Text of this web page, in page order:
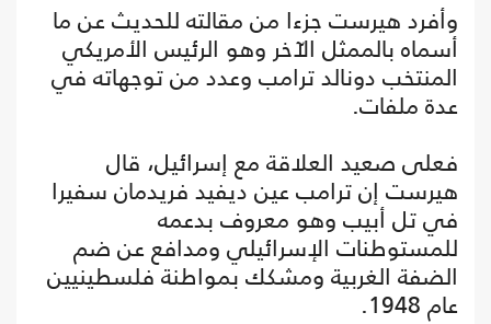
وأفرد هيرست جزءا من مقالته للحديث عن ما
أسماه بالممثل الآخر وهو الرئيس الأمريكي
المنتخب دونالد ترامب وعدد من توجهاته في
عدة ملفات.
فعلى صعيد العلاقة مع إسرائيل، قال
هيرست إن ترامب عين ديفيد فريدمان سفيرا
في تل أبيب وهو معروف بدعمه
للمستوطنات الإسرائيلي ومدافع عن ضم
الضفة الغربية ومشكك بمواطنة فلسطينيين
عام 1948.